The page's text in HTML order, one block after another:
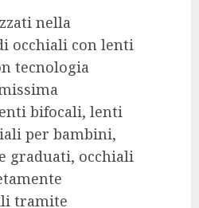
nella
occhiali con lenti
tecnologia
bifocali, lenti
per bambini,
graduati, occhiali
tramite